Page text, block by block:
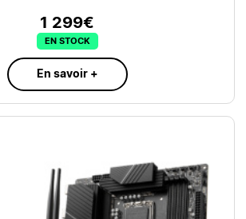
1 299€
EN STOCK
En savoir +